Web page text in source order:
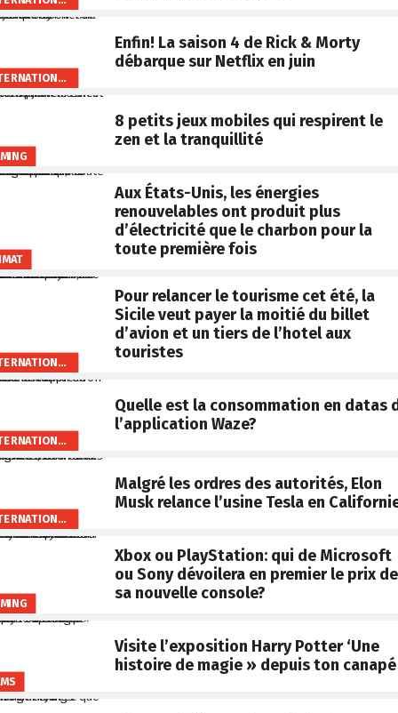
INTERNATIONAL
Enfin! La saison 4 de Rick & Morty
débarque sur Netflix en juin
8 petits jeux mobiles qui respirent le
zen et la tranquillité
Aux États-Unis, les énergies
renouvelables ont produit plus
d’électricité que le charbon pour la
toute première fois
INTERNATIONAL
Pour relancer le tourisme cet été, la
Sicile veut payer la moitié du billet
d’avion et un tiers de l’hotel aux
touristes
INTERNATIONAL
Quelle est la consommation en datas
l’application Waze?
INTERNATIONAL
Malgré les ordres des autorités, Elon
Musk relance l’usine Tesla en
Xbox ou PlayStation: qui de Microsoft
ou Sony dévoilera en premier le prix de
sa nouvelle console?
Visite l’exposition Harry Potter ‘Une
histoire de magie » depuis ton canapé